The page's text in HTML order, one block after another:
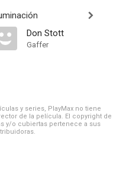
Don Stott
Gaffer
y series, PlayMax no tiene
de la película. El copyright de
y/o cubiertas pertenece a sus